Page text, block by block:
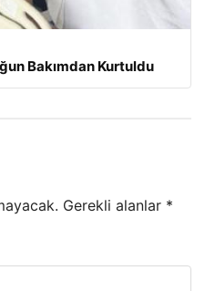
Bakımdan Kurtuldu
Gerekli alanlar *